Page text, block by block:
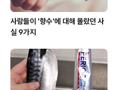
사람들이 '향수'에 대해 몰랐던 사
실 9가지